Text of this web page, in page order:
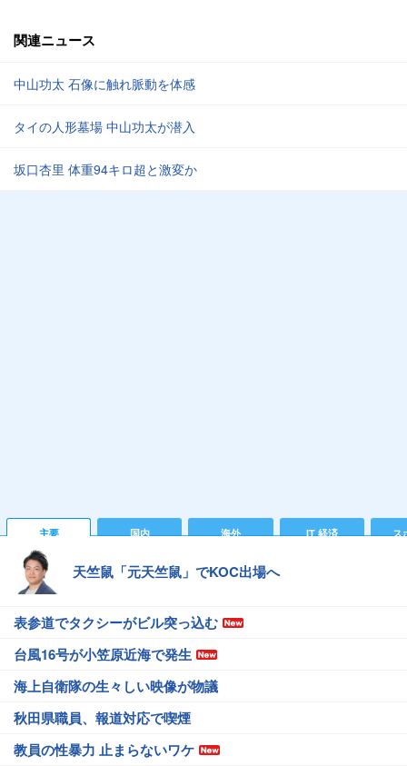
関連ニュース
中山功太 石像に触れ脈動を体感
タイの人形墓場 中山功太が潜入
坂口杏里 体重94キロ超と激変か
主要 国内 海外 IT 経済 ス
天竺鼠「元天竺鼠」でKOC出場へ
表参道でタクシーがビル突っ込む
台風16号が小笠原近海で発生
海上自衛隊の生々しい映像が物議
秋田県職員、報道対応で喫煙
教員の性暴力 止まらないワケ